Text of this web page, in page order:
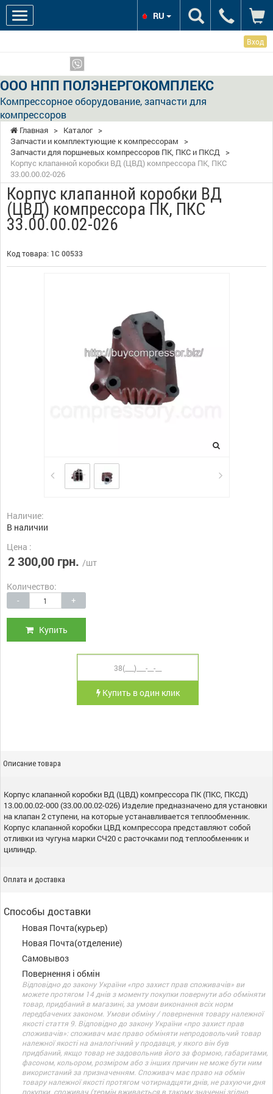
Вход
ООО НПП ПОЛЭНЕРГОКОМПЛЕКС
Компрессорное оборудование, запчасти для
компрессоров
RU
Главная > Каталог >
Запчасти и комплектующие к компрессорам
>
Запчасти для поршневых компрессоров ПК, ПКС и ПКСД >
Корпус клапанной коробки ВД (ЦВД) компрессора ПК, ПКС
33.00.00.02-026
Корпус клапанной коробки ВД
(ЦВД) компрессора ПК, ПКС
33.00.00.02-026
Код товара: 1С 00533
Наличие:
В наличии
Цена :
2 300,00 грн. /шт
Количество:
- +
Купить
Купить в один клик
Описание товара
Корпус клапанной коробки ВД (ЦВД) компрессора ПК (ПКС, ПКСД)
13.00.00.02-000 (33.00.00.02-026) Изделие предназначено для установки
на клапан 2 ступени, на которые устанавливается теплообменник.
Корпус клапанной коробки ЦВД компрессора представляют собой
отливки из чугуна марки СЧ20 с расточками под теплообменник и
цилиндр.
Оплата и доставка
Способы доставки
Новая Почта(курьер)
Новая Почта(отделение)
Самовывоз
Повернення і обмін
Відповідно до закону України «про захист прав споживачів» ви
можете протягом 14 днів з моменту покупки повернути або обміняти
товар, придбаний в магазині, за умови виконання всіх норм
передбачених законом. Умови обміну / повернення товару належної
якості стаття 9. Відповідно до закону України «про захист прав
споживачів»: споживач має право обміняти непродовольчий товар
належної якості на аналогічний у продавця, у якого він був
придбаний, якщо товар не задовольнив його за формою, габаритами,
фасоном, кольором, розміром або з інших причин не може бути ним
використаний за призначенням. Споживач має право на обмін
товару належної якості протягом чотирнадцяти днів, не рахуючи дня
покупки. споживач (термін вживається в такому значенні згідно